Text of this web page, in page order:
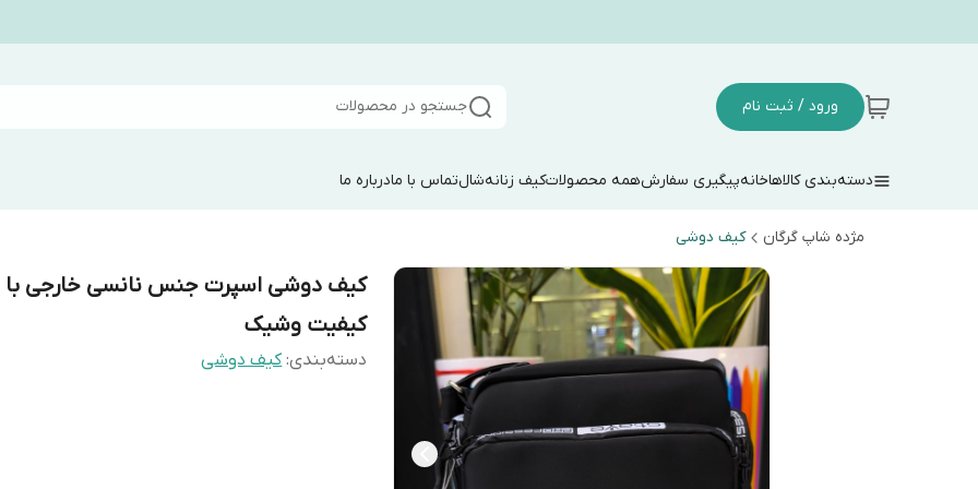
ورود / ثبت نام جستجو در محصولات
دسته‌بندی کالاهاخانهپیگیری سفارشهمه محصولاتکیف زنانهشالتماس با مادرباره ما
مژده شاپ گرگان کیف دوشی
کیف دوشی اسپرت جنس نانسی خارجی با
کیفیت وشیک
دسته‌بندی:کیف دوشی